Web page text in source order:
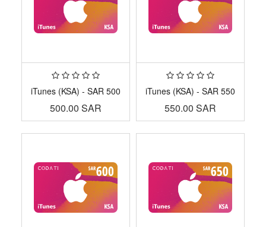
iTunes (KSA) - SAR 500
500.00 SAR
iTunes (KSA) - SAR 550
550.00 SAR